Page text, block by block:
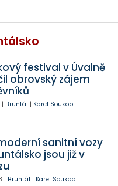
festival v Úvalně
obrovský zájem
| Bruntál | Karel Soukop
sanitní vozy
jsou již v
| Bruntál | Karel Soukop